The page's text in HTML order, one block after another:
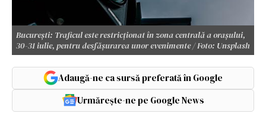
București: Traficul este restricționat în zona centrală a oraşului,
30-31 iulie, pentru desfășurarea unor evenimente / Foto: Unsplash
Adaugă-ne ca sursă preferată în Google
Urmărește-ne pe Google News